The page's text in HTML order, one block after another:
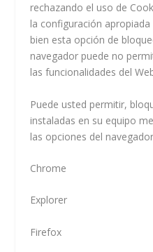
rechazando el uso de
la configuración
bien esta opción de
navegador puede no
las funcionalidades del
Puede usted permitir,
instaladas en su equipo
las opciones del
Chrome
Explorer
Firefox